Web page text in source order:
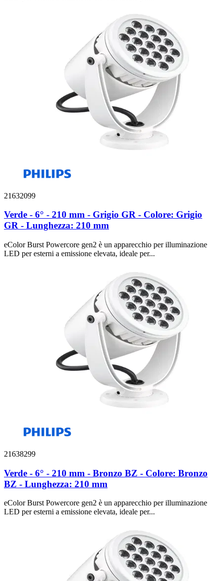
21632099
Verde - 6° - 210 mm - Grigio GR - Colore: Grigio
GR - Lunghezza: 210 mm
eColor Burst Powercore gen2 è un apparecchio per illuminazione
LED per esterni a emissione elevata, ideale per...
21638299
Verde - 6° - 210 mm - Bronzo BZ - Colore: Bronzo
BZ - Lunghezza: 210 mm
eColor Burst Powercore gen2 è un apparecchio per illuminazione
LED per esterni a emissione elevata, ideale per...